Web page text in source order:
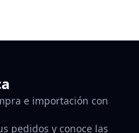
e importación con
pedidos y conoce las